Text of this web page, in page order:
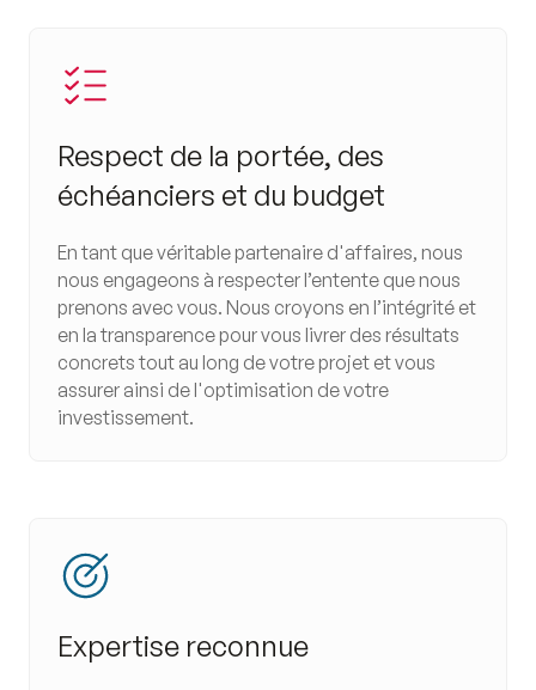
Respect de la portée, des
échéanciers et du budget
En tant que véritable partenaire d'affaires, nous
nous engageons à respecter l’entente que nous
prenons avec vous. Nous croyons en l’intégrité et
en la transparence pour vous livrer des résultats
concrets tout au long de votre projet et vous
assurer ainsi de l'optimisation de votre
investissement.
Expertise reconnue